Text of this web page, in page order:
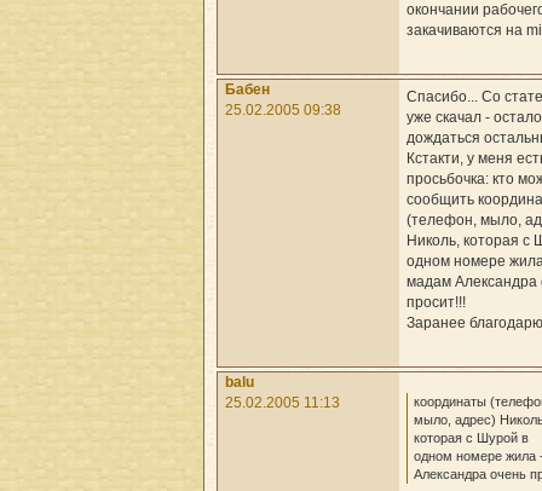
окончании
закачиваются на
Бабен
25.02.2005 09:38
Спасибо... Со
уже скачал -
дождаться
Кстакти, у меня
просьбочка: кто
сообщить
(телефон, мыло,
Николь, которая с
одном номере
мадам Александра
просит!!!
Заранее
balu
25.02.2005 11:13
координаты
мыло, адрес)
которая с Шурой в
одном номере жила
Александра очень